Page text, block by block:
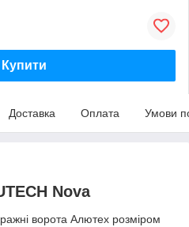
Купити
Доставка Оплата Умови
Nova
ворота Алютех розміром